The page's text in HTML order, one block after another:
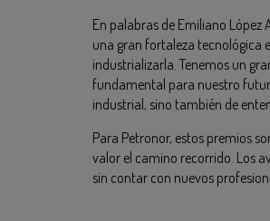
En palabras de Emiliano López
una gran fortaleza tecnológica
industrializarla. Tenemos un
fundamental para nuestro
industrial, sino también de
Para Petronor, estos premios
valor el camino recorrido. Los
sin contar con nuevos